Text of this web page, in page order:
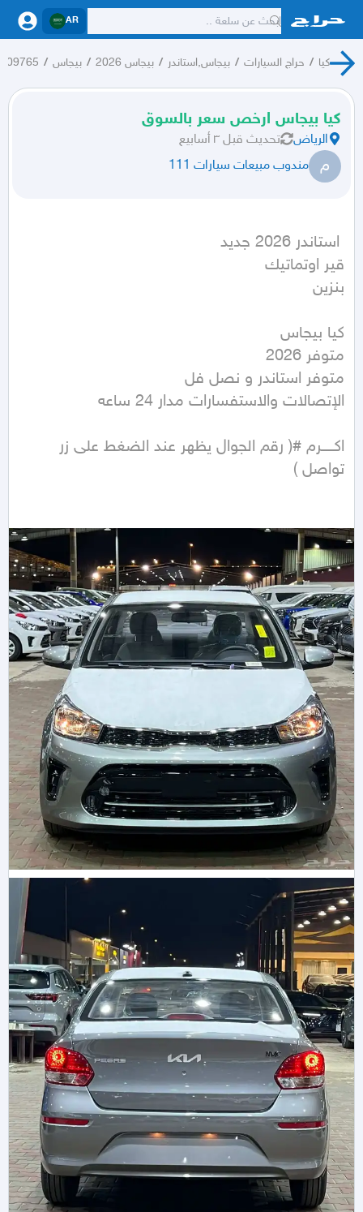
AR
كيا / حراج السيارات / بيجاس,استاندر / بيجاس 2026 / بيجاس /
كيا بيجاس ارخص سعر بالسوق
الرياض تحديث قبل ٣ أسابيع
م مندوب مبيعات سيارات 111
بنزين
تواصل )